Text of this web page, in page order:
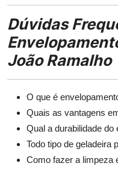
Dúvidas
João Ramalho
O que é
Quais as vantagens
Qual a durabilidade do
Todo tipo de geladeira
Como fazer a limpeza